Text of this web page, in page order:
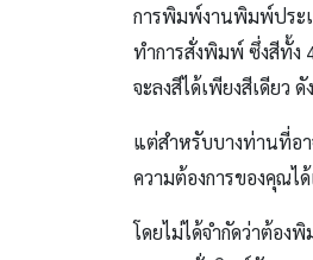
การพิมพ์งานพิมพ์ประ
ทำการสั่งพิมพ์ ซึ่งสีทั้ง
จะลงสีได้เพียงสีเดียว ดั
แต่สำหรับบางท่านที่อ
ความต้องการของคุณไ
โดยไม่ได้จำกัดว่าต้อง